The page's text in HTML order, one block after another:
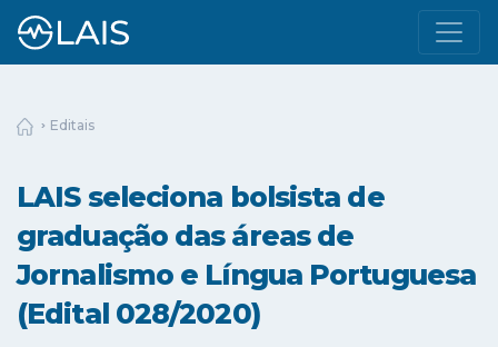
Editais
LAIS seleciona bolsista de
graduação das áreas de
Jornalismo e Língua Portuguesa
(Edital 028/2020)